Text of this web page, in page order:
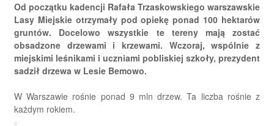
Od początku kadencji Rafała Trzaskowskiego warszawskie
Lasy Miejskie otrzymały pod opiekę ponad 100 hektarów
gruntów. Docelowo wszystkie te tereny mają zostać
obsadzone drzewami i krzewami. Wczoraj, wspólnie z
miejskimi leśnikami i uczniami pobliskiej szkoły, prezydent
sadził drzewa w Lesie Bemowo.
W Warszawie rośnie ponad 9 mln drzew. Ta liczba rośnie z
każdym rokiem.